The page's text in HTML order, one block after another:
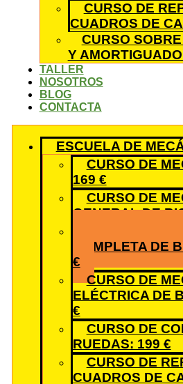
CURSO DE
CUADROS DE
CURSO
Y
TALLER
NOSOTROS
BLOG
CONTACTA
ESCUELA DE
CURSO DE
169 €
CURSO DE
GENERAL DE
COMPLETA DE
€
CURSO DE
ELÉCTRICA DE
€
CURSO DE
RUEDAS: 199 €
CURSO DE
CUADROS DE